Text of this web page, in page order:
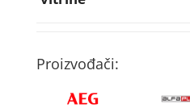
Točkići za sudo mašine
Kompresori za klima
Kondenz creva
Proizvođači: